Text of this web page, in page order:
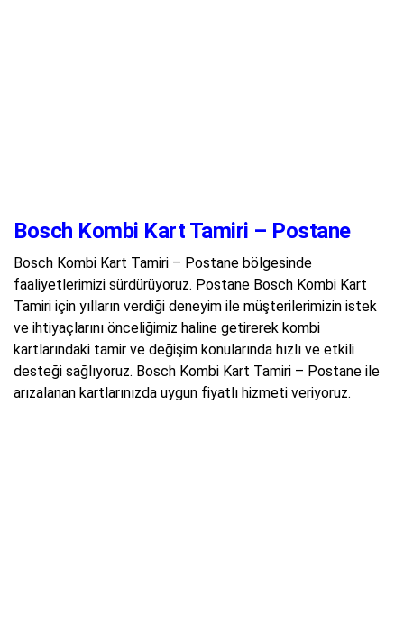
Bosch Kombi Kart Tamiri – Postane
Bosch Kombi Kart Tamiri – Postane bölgesinde
faaliyetlerimizi sürdürüyoruz. Postane Bosch Kombi Kart
Tamiri için yılların verdiği deneyim ile müşterilerimizin istek
ve ihtiyaçlarını önceliğimiz haline getirerek kombi
kartlarındaki tamir ve değişim konularında hızlı ve etkili
desteği sağlıyoruz. Bosch Kombi Kart Tamiri – Postane ile
arızalanan kartlarınızda uygun fiyatlı hizmeti veriyoruz.